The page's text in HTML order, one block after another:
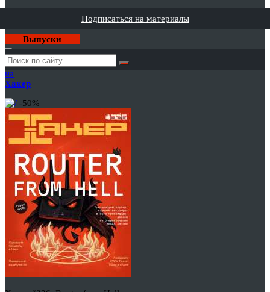
Подписаться на материалы
Выпуски
Годовая
подписка
на
Хакер
-50%